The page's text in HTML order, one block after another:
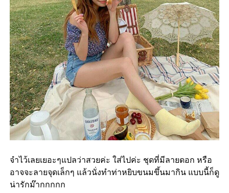
จำไว้เลยเยอะๆแปลว่าสวยค่ะ ใส่ไปค่ะ ชุดที่มีลายดอก หรือ
อาจจะลายจุดเล็กๆ แล้วนั่งทำท่าหยิบขนมขึ้นมากิน แบบนี้ก็ดู
น่ารักม๊ากกกกก